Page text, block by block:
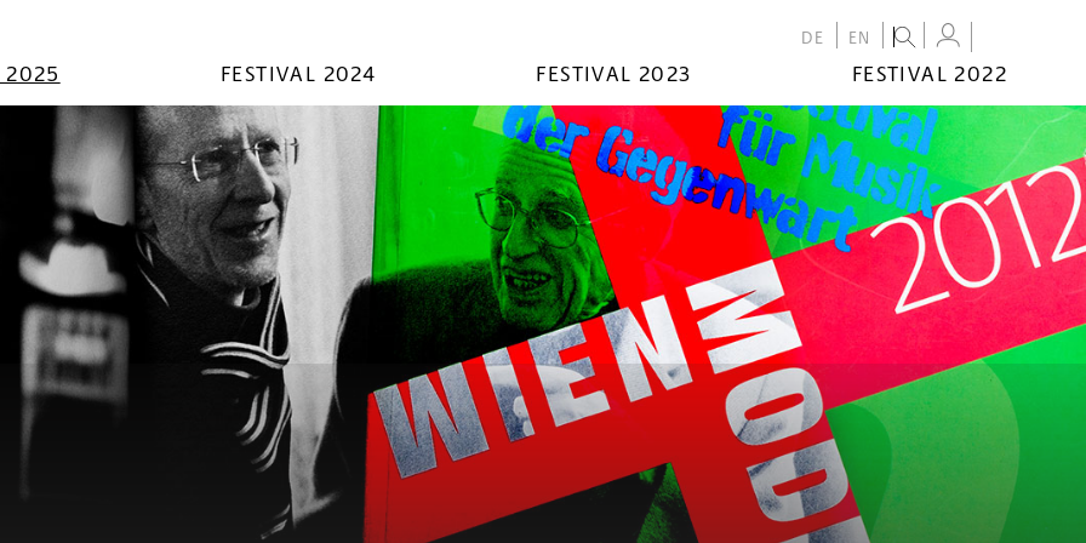
DE EN
2025 FESTIVAL 2024 FESTIVAL 2023 FESTIVAL 2022